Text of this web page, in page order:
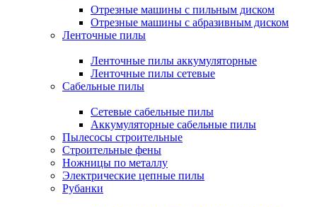
Отрезные машины с пильным диском
Отрезные машины с абразивным диском
Ленточные пилы
Ленточные пилы аккумуляторные
Ленточные пилы сетевые
Сабельные пилы
Сетевые сабельные пилы
Аккумуляторные сабельные пилы
Пылесосы строительные
Строительные фены
Ножницы по металлу
Электрические цепные пилы
Рубанки